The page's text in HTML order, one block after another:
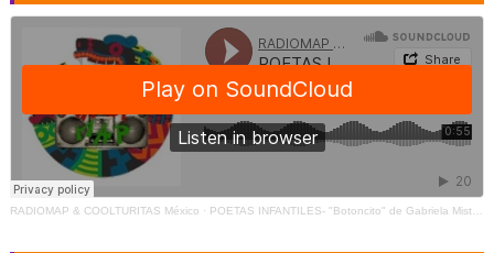
RADIOMAP & COOLTURITAS México · POETAS INFANTILES- "Botoncito" de Gabriela Mistral (2)